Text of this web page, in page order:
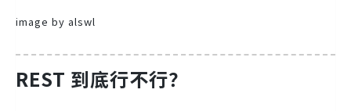
image by alswl
REST 到底行不行？